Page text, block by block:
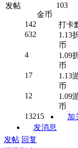
发帖
103
金币
142
打卡
632
1.13
币
4
1.09
币
17
1.13
币
12
1.09
币
13215
加
发消息
发帖 回复